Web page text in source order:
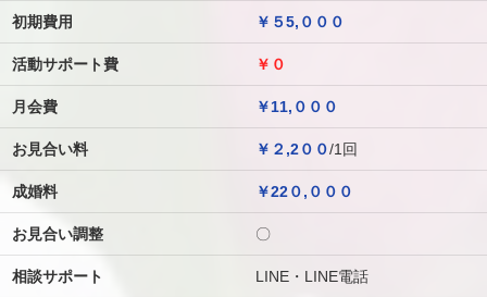
初期費用
￥５5,０００
活動サポート費 ￥０
月会費 ￥11,０００
お見合い料 ￥２,2００/1回
成婚料 ￥22０,０００
お見合い調整 〇
相談サポート LINE・LINE電話